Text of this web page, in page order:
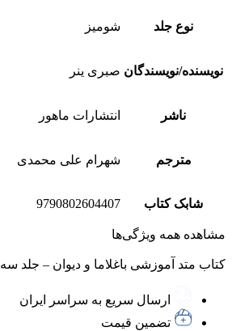
نوع جلد شومیز
نویسنده/نویسندگان صبری ینر
ناشر انتشارات ماهور
مترجم شهرام علی محمدی
شابک کتاب 9790802604407
مشاهده همه ویژگی‌ها
کتاب متد آموزشی باغلاما و دیوان – جلد سه
ارسال سریع به سراسر ایران
تضمین قیمت